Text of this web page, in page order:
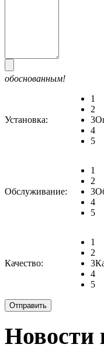
обоснованным!
Установка:
1
2
3
4
5
Обслуживание:
1
2
3
4
5
Качество:
1
2
3
4
5
Новости